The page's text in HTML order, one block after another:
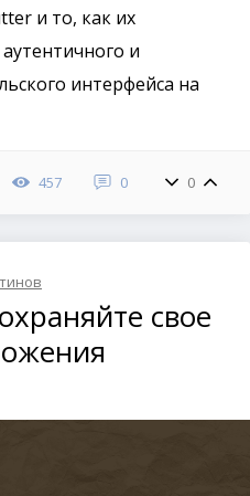
и то, как их
и
интерфейса на
457 0 0
свое